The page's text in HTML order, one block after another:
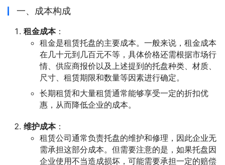
一、成本构成
租金成本：
租金是租赁托盘的主要成本。一般来说，租金成本
在几十元到几百元不等，具体价格还需根据市场行
情、供应商报价以及上述提到的托盘种类、材质、
尺寸、租赁期限和数量等因素进行确定。
长期租赁和大量租赁通常能够享受一定的折扣优
惠，从而降低企业的成本。
维护成本：
租赁公司通常负责托盘的维护和修理，因此企业无
需承担这部分成本。但需要注意的是，如果托盘因
企业使用不当造成损坏，可能需要承担一定的赔偿